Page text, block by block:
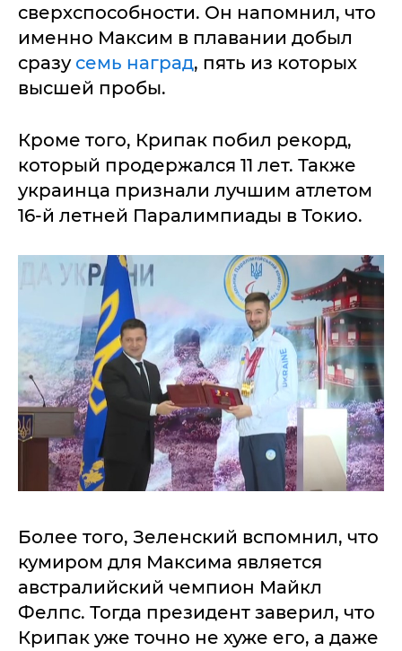
сверхспособности. Он напомнил, что
именно Максим в плавании добыл
сразу семь наград, пять из которых
высшей пробы.
Кроме того, Крипак побил рекорд,
который продержался 11 лет. Также
украинца признали лучшим атлетом
16-й летней Паралимпиады в Токио.
Более того, Зеленский вспомнил, что
кумиром для Максима является
австралийский чемпион Майкл
Фелпс. Тогда президент заверил, что
Крипак уже точно не хуже его, а даже